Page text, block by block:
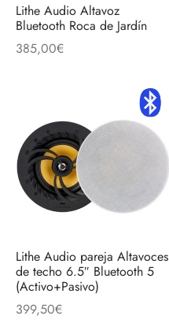
Lithe Audio Altavoz
Bluetooth Roca de Jardín
385,00€
Lithe Audio pareja Altavoces
de techo 6.5″ Bluetooth 5
(Activo+Pasivo)
399,50€